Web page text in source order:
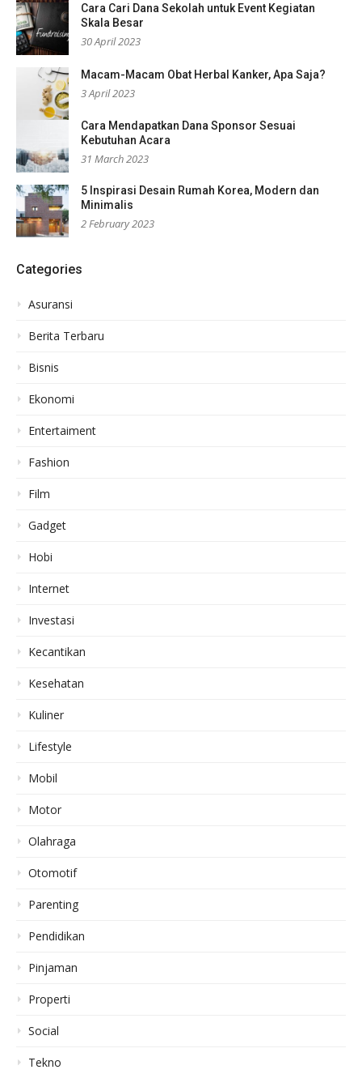
Cara Cari Dana Sekolah untuk Event Kegiatan
Skala Besar
30 April 2023
Macam-Macam Obat Herbal Kanker, Apa Saja?
3 April 2023
Cara Mendapatkan Dana Sponsor Sesuai
Kebutuhan Acara
31 March 2023
5 Inspirasi Desain Rumah Korea, Modern dan
Minimalis
2 February 2023
Categories
Asuransi
Berita Terbaru
Bisnis
Ekonomi
Entertaiment
Fashion
Film
Gadget
Hobi
Internet
Investasi
Kecantikan
Kesehatan
Kuliner
Lifestyle
Mobil
Motor
Olahraga
Otomotif
Parenting
Pendidikan
Pinjaman
Properti
Social
Tekno